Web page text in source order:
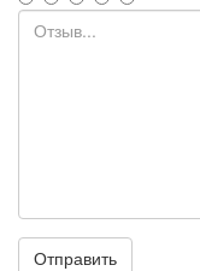
Отправить